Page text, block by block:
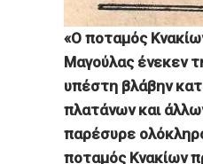
«Ο ποταμός
Μαγούλας ένεκεν
υπέστη βλάβην
πλατάνων και
παρέσυρε
ποταμός Κνακίων